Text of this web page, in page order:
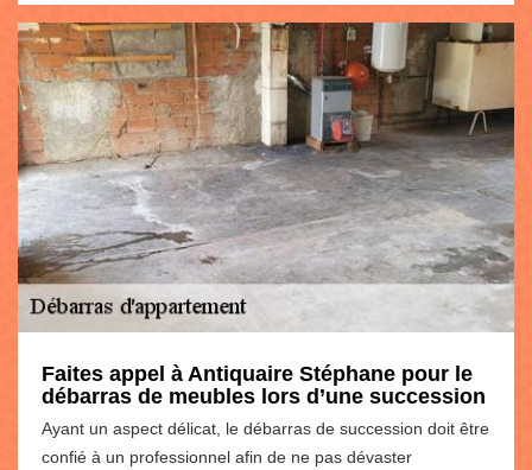
Faites appel à Antiquaire Stéphane pour le
débarras de meubles lors d’une succession
Ayant un aspect délicat, le débarras de succession doit être
confié à un professionnel afin de ne pas dévaster